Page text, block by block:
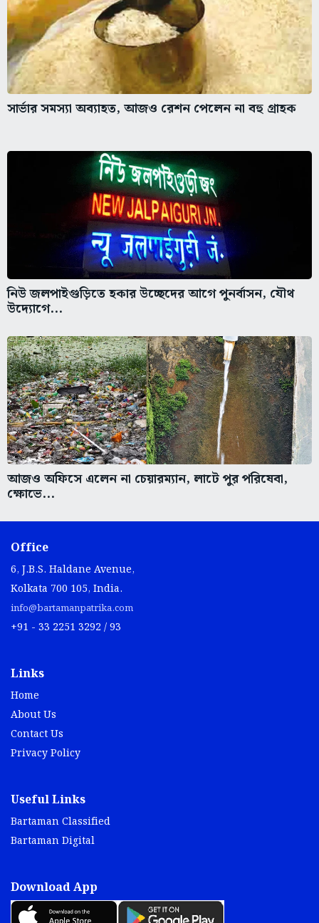
সার্ভার সমস্যা অব্যাহত, আজও রেশন পেলেন না বহু গ্রাহক
নিউ জলপাইগুড়িতে হকার উচ্ছেদের আগে পুনর্বাসন, যৌথ
উদ্যোগে...
আজও অফিসে এলেন না চেয়ারম্যান, লাটে পুর পরিষেবা,
ক্ষোভে...
Office
6, J.B.S. Haldane Avenue,
Kolkata 700 105, India.
info@bartamanpatrika.com
+91 - 33 2251 3292 / 93
Links
Home
About Us
Contact Us
Privacy Policy
Useful Links
Bartaman Classified
Bartaman Digital
Download App